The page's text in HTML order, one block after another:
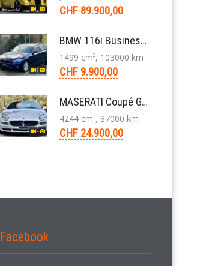
CHF 89.900,00
BMW 116i Business 1er F20 Limousine 1.5 6-Gang 2016
1499 cm³, 103000 km
CHF 9.900,00
MASERATI Coupé GT Cambiocorsa 4,2 V8 Aut. 2005
4244 cm³, 87000 km
CHF 24.900,00
Facebook